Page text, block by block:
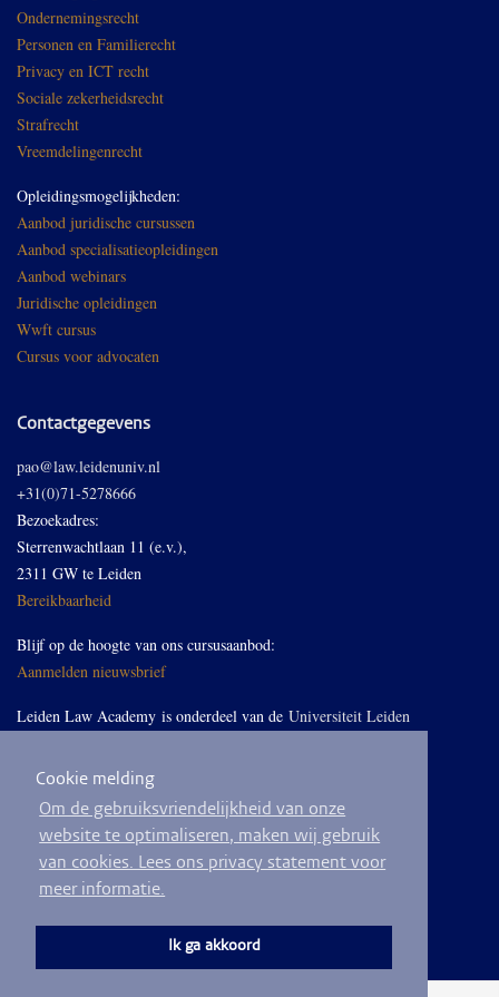
Cookie melding
Om de gebruiksvriendelijkheid van onze
website te optimaliseren, maken wij gebruik
van cookies. Lees ons privacy statement voor
meer informatie.
Ik ga akkoord
Ondernemingsrecht
Personen en Familierecht
Privacy en ICT recht
Sociale zekerheidsrecht
Strafrecht
Vreemdelingenrecht
Opleidingsmogelijkheden:
Aanbod juridische cursussen
Aanbod specialisatieopleidingen
Aanbod webinars
Juridische opleidingen
Wwft cursus
Cursus voor advocaten
Contactgegevens
pao@law.leidenuniv.nl
+31(0)71-5278666
Bezoekadres:
Sterrenwachtlaan 11 (e.v.),
2311 GW te Leiden
Bereikbaarheid
Blijf op de hoogte van ons cursusaanbod:
Aanmelden nieuwsbrief
Leiden Law Academy is onderdeel van de Universiteit Leiden
Volg ons op LinkedIn
© 2026
Privacyverklaring
Algemene voorwaarden
Sitemap